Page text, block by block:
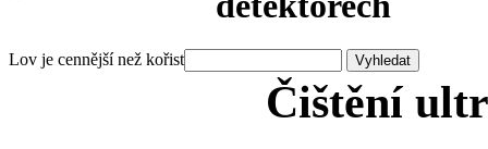
Lov je cennější než kořist
Čištění